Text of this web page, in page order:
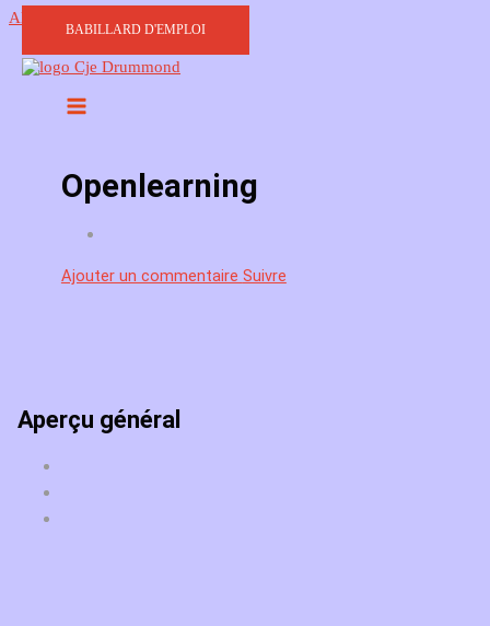
Aller au contenu
BABILLARD D'EMPLOI
Openlearning
Ajouter un commentaire Suivre
Aperçu général